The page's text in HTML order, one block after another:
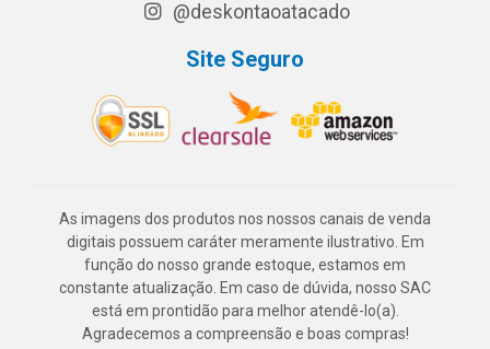
@deskontaoatacado
Site Seguro
As imagens dos produtos nos nossos canais de venda
digitais possuem caráter meramente ilustrativo. Em
função do nosso grande estoque, estamos em
constante atualização. Em caso de dúvida, nosso SAC
está em prontidão para melhor atendê-lo(a).
Agradecemos a compreensão e boas compras!